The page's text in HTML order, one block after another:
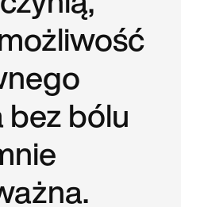
bólu